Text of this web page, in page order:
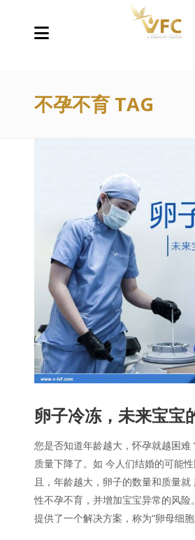
不孕不育 TAG
卵子冷冻，未来宝宝
您是否知道年龄越大，怀孕就越困难
质量下降了。如 今人们结婚的可能
且，年龄越大，卵子的数量和质量
性不孕不育，并增加宝宝异常的风险
提供了一个解决方案，称为“卵母细